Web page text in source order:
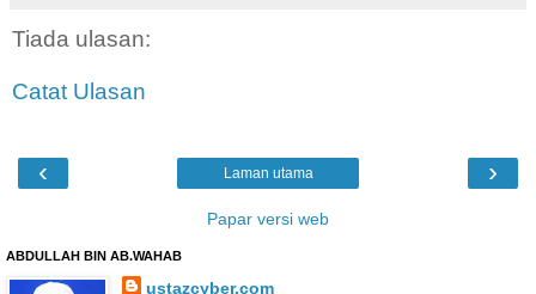
Tiada ulasan:
Catat Ulasan
‹ ›
Laman utama
Papar versi web
ABDULLAH BIN AB.WAHAB
ustazcyber.com